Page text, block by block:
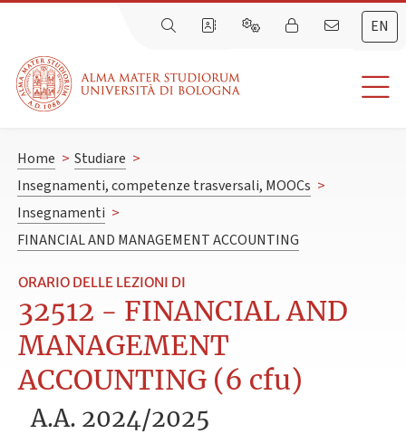
EN
Home > Studiare >
Insegnamenti, competenze trasversali, MOOCs >
Insegnamenti >
FINANCIAL AND MANAGEMENT ACCOUNTING
ORARIO DELLE LEZIONI DI
32512 - FINANCIAL AND
MANAGEMENT
ACCOUNTING (6 cfu)
A.A. 2024/2025